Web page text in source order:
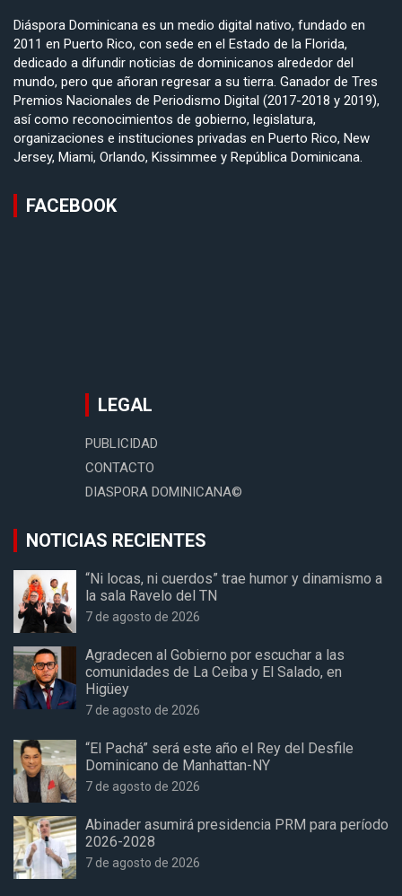
Diáspora Dominicana es un medio digital nativo, fundado en
2011 en Puerto Rico, con sede en el Estado de la Florida,
dedicado a difundir noticias de dominicanos alrededor del
mundo, pero que añoran regresar a su tierra. Ganador de Tres
Premios Nacionales de Periodismo Digital (2017-2018 y 2019),
así como reconocimientos de gobierno, legislatura,
organizaciones e instituciones privadas en Puerto Rico, New
Jersey, Miami, Orlando, Kissimmee y República Dominicana.
FACEBOOK
LEGAL
PUBLICIDAD
CONTACTO
DIASPORA DOMINICANA©
NOTICIAS RECIENTES
“Ni locas, ni cuerdos” trae humor y dinamismo a
la sala Ravelo del TN
7 de agosto de 2026
Agradecen al Gobierno por escuchar a las
comunidades de La Ceiba y El Salado, en
Higüey
7 de agosto de 2026
“El Pachá” será este año el Rey del Desfile
Dominicano de Manhattan-NY
7 de agosto de 2026
Abinader asumirá presidencia PRM para período
2026-2028
7 de agosto de 2026